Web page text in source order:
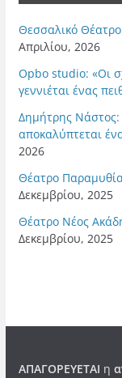
Θεσσαλικό
Απριλίου, 2026
Opbo studio: «Οι
γεννιέται ένας
Δημήτρης
αποκαλύπτεται
2026
Θέατρο
Δεκεμβρίου, 2025
Θέατρο Νέος
Δεκεμβρίου, 2025
ΑΠΑΓΟΡΕΥΕΤΑΙ η